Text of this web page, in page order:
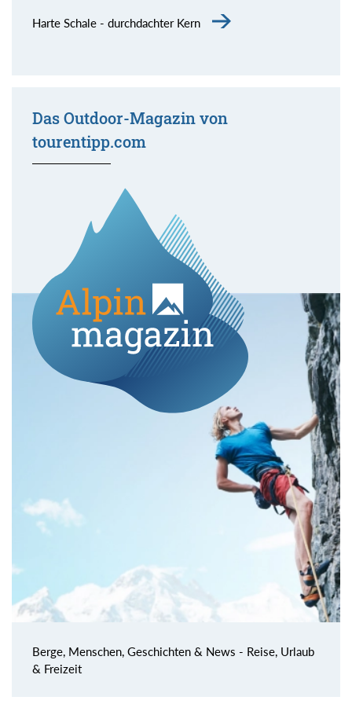
Harte Schale - durchdachter Kern
Das Outdoor-Magazin von
tourentipp.com
Berge, Menschen, Geschichten & News - Reise, Urlaub
& Freizeit